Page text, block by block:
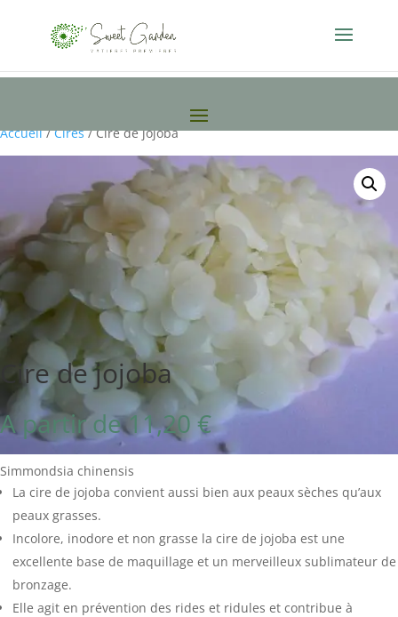
Accueil/Cires/ Cire de jojoba
Cire de jojoba
A partir de11,20€
Simmondsia chinensis
La cire de jojoba convient aussi bien aux peaux sèches qu’aux
peaux grasses.
Incolore, inodore et non grasse la cire de jojoba est une
excellente base de maquillage et un merveilleux sublimateur de
bronzage.
Elle agit en prévention des rides et ridules et contribue à